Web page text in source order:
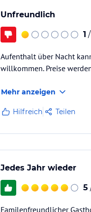
Unfreundlich
1
Aufenthalt über Nacht
willkommen. Preise
Mehr anzeigen
Hilfreich Teilen
Jedes Jahr wieder
5
Familenfreundlicher